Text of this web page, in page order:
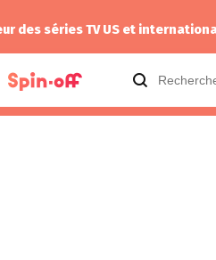
des séries TV US et
LilyrecommandeD.P.